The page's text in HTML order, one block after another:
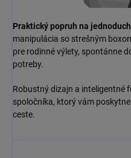
Praktický popruh na
manipulácia so strešným
pre rodinné výlety, spontánne
potreby.
Robustný dizajn a inteligentné
spoločníka, ktorý vám
ceste.